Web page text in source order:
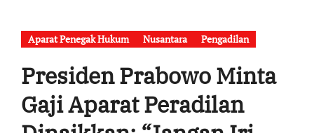
Aparat Penegak Hukum Nusantara Pengadilan
Presiden Prabowo Minta
Gaji Aparat Peradilan